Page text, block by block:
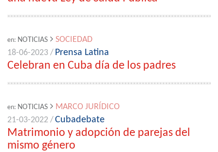
en: NOTICIAS
SOCIEDAD
18-06-2023 / Prensa Latina
Celebran en Cuba día de los padres
en: NOTICIAS
MARCO JURÍDICO
21-03-2022 /Cubadebate
Matrimonio y adopción de parejas del
mismo género